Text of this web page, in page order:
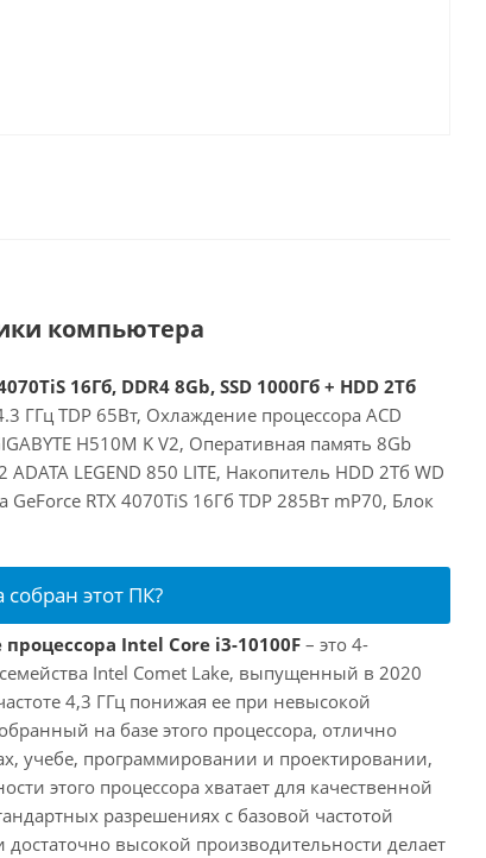
компьютера
16Гб, DDR4 8Gb, SSD 1000Гб + HDD 2Тб
ГГц TDP 65Вт, Охлаждение процессора ACD
H510M K V2, Оперативная память 8Gb
LEGEND 850 LITE, Накопитель HDD 2Тб WD
RTX 4070TiS 16Гб TDP 285Вт mP70, Блок
этот ПК?
Intel Core i3-10100F – это 4-
Intel Comet Lake, выпущенный в 2020
4,3 ГГц понижая ее при невысокой
на базе этого процессора, отлично
учебе, программировании и проектировании,
этого процессора хватает для качественной
разрешениях с базовой частотой
высокой производительности делает